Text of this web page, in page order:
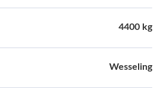
4400 kg
Wesseling